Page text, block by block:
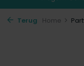
Terug Home